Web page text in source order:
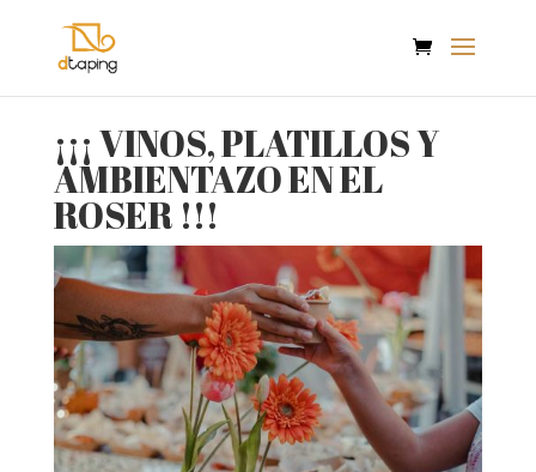
¡¡¡ VINOS, PLATILLOS Y
AMBIENTAZO EN EL
ROSER !!!